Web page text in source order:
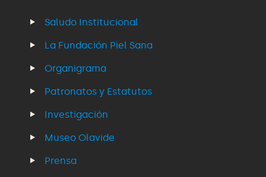
Saludo Institucional
La Fundación Piel Sana
Organigrama
Patronatos y Estatutos
Investigación
Museo Olavide
Prensa